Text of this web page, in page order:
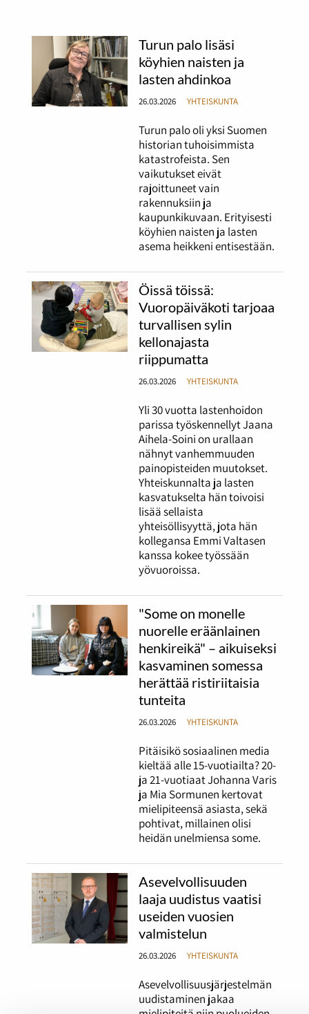
Turun palo lisäsi
köyhien naisten ja
lasten ahdinkoa
26.03.2026 YHTEISKUNTA
Turun palo oli yksi Suomen
historian tuhoisimmista
katastrofeista. Sen
vaikutukset eivät
rajoittuneet vain
rakennuksiin ja
kaupunkikuvaan. Erityisesti
köyhien naisten ja lasten
asema heikkeni entisestään.
Öissä töissä:
Vuoropäiväkoti tarjoaa
turvallisen sylin
kellonajasta
riippumatta
26.03.2026 YHTEISKUNTA
Yli 30 vuotta lastenhoidon
parissa työskennellyt Jaana
Aihela-Soini on urallaan
nähnyt vanhemmuuden
painopisteiden muutokset.
Yhteiskunnalta ja lasten
kasvatukselta hän toivoisi
lisää sellaista
yhteisöllisyyttä, jota hän
kollegansa Emmi Valtasen
kanssa kokee työssään
yövuoroissa.
"Some on monelle
nuorelle eräänlainen
henkireikä" – aikuiseksi
kasvaminen somessa
herättää ristiriitaisia
tunteita
26.03.2026 YHTEISKUNTA
Pitäisikö sosiaalinen media
kieltää alle 15-vuotiailta? 20-
ja 21-vuotiaat Johanna Varis
ja Mia Sormunen kertovat
mielipiteensä asiasta, sekä
pohtivat, millainen olisi
heidän unelmiensa some.
Asevelvollisuuden
laaja uudistus vaatisi
useiden vuosien
valmistelun
26.03.2026 YHTEISKUNTA
Asevelvollisuusjärjestelmän
uudistaminen jakaa